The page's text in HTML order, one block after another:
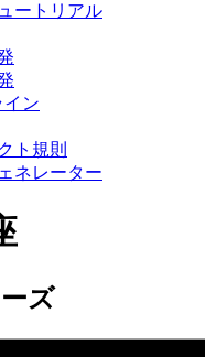
ートリアル
イン
ト規則
ネレーター
ズ